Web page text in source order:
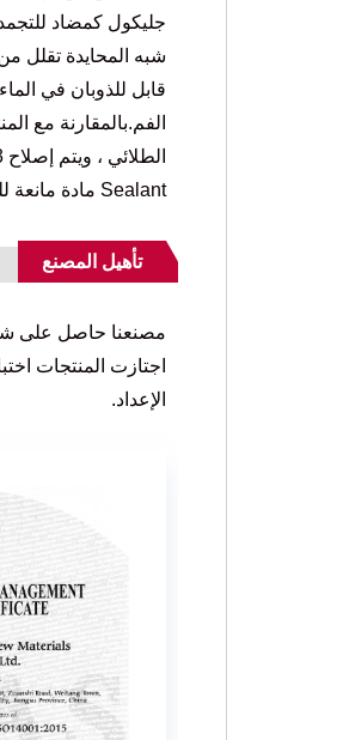
جليكول كمضاد للتجمد
Sealant مادة مانعة للتسرب شاملة وممتازة للإطارات ، وهي جديرة بالاختيار الموثوق به للمستهلكين.
تأهيل المصنع
الإعداد.